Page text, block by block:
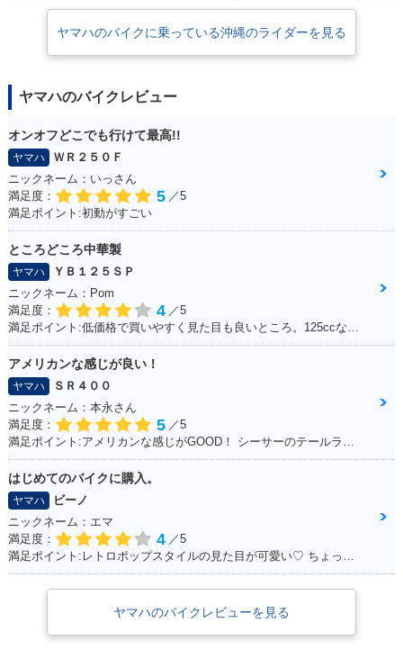
2015年 Vino DELU
XE Girl・マイナーチ
ェンジ
2015年 Vino DELU
XE Boy
2015年 Vino DELU
XE Boy
XE Vacation Styl
e・特別・限定仕様
2014年 Vino DELU
2014年 Vino・カラ
ーチェンジ
2013年 Vino DELU
2013年 Vino DELU
ーチェンジ
ーチェンジ
XE・カラーチェンジ
ヤマハのバイクに乗っている沖縄のライダーを見る
ヤマハのバイクレビュー
オンオフどこでも行けて最高!!
ヤマハ
ＷＲ２５０Ｆ
ニックネーム：いっさん
満足度：
5 ／5
満足ポイント:初動がすごい
ところどころ中華製
ヤマハ
ＹＢ１２５ＳＰ
ニックネーム：Pom
満足度：
4 ／5
満足ポイント:低価格で買いやすく見た目も良いところ。125ccなので扱いやすい。
アメリカンな感じが良い！
ヤマハ
ＳＲ４００
ニックネーム：本永さん
満足度：
5 ／5
満足ポイント:アメリカンな感じがGOOD！ シーサーのテールランプ！70年代のB級チョッパーハンドル！ ブラッドスタイルさんにカスタムしてもらったところすべて！
はじめてのバイクに購入。
ヤマハ
ビーノ
ニックネーム：エマ
満足度：
4 ／5
満足ポイント:レトロポップスタイルの見た目が可愛い♡ ちょっとしたお買いものに行くときに便利！
ヤマハのバイクレビューを見る